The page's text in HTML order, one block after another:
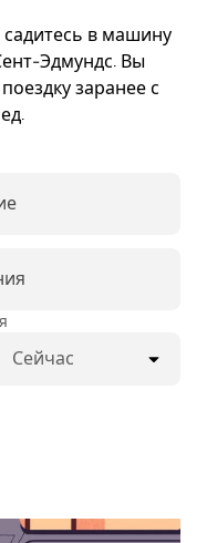
садитесь в машину
Эдмундс. Вы
заранее с
Сейчас